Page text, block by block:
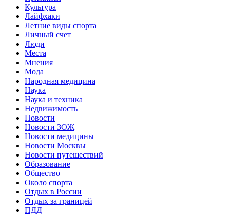
Культура
Лайфхаки
Летние виды спорта
Личный счет
Люди
Места
Мнения
Мода
Народная медицина
Наука
Наука и техника
Недвижимость
Новости
Новости ЗОЖ
Новости медицины
Новости Москвы
Новости путешествий
Образование
Общество
Около спорта
Отдых в России
Отдых за границей
ПДД